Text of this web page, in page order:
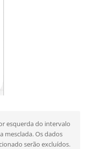
esquerda do intervalo
mesclada. Os dados
serão excluídos.